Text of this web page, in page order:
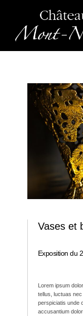
Vases et
Exposition du
Lorem ipsum
tellus, luctuas
perspiciatis unde
accusantium